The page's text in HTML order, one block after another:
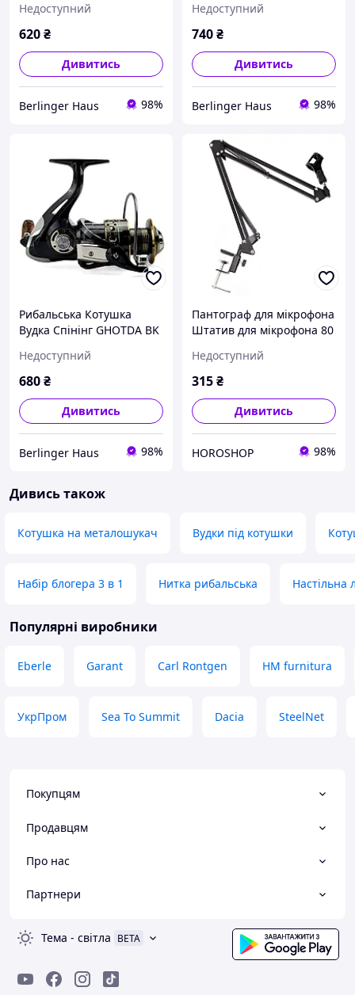
Недоступний
620₴
Дивитись
Berlinger Haus 98%
Підлоговий Тримач
Планшета
Недоступний
740₴
Дивитись
Berlinger Haus 98%
Рибальська Котушка
Вудка Спінінг GHOTDA BK
Недоступний
680₴
Дивитись
Berlinger Haus 98%
Пантограф для мікрофона
Штатив для мікрофона 80
Недоступний
315₴
Дивитись
HOROSHOP 98%
Дивись також
Котушка на металошукач Вудки під котушки
Набір блогера 3 в 1 Нитка рибальська Настільна
Популярні виробники
Eberle Garant Carl Rontgen HM furnitura
УкрПром Sea To Summit Dacia SteelNet
Покупцям
Продавцям
Про нас
Партнери
Тема - світла BETA